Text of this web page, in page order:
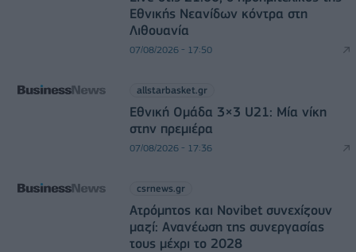
Εθνικής Νεανίδων κόντρα στη
Λιθουανία
07/08/2026 - 17:50
allstarbasket.gr
Εθνική Ομάδα 3×3 U21: Μία νίκη
στην πρεμιέρα
07/08/2026 - 17:36
csrnews.gr
Ατρόμητος και Novibet συνεχίζουν
μαζί: Ανανέωση της συνεργασίας
τους μέχρι το 2028